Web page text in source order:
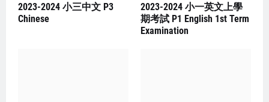
2023-2024 小三中文 P3
Chinese
2023-2024 小一英文上學
期考試 P1 English 1st Term
Examination